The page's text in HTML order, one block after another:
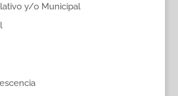
y/o Municipal